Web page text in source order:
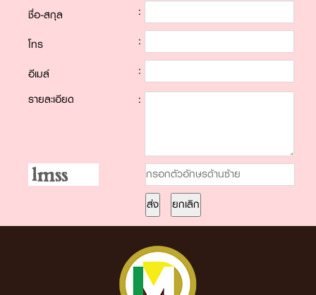
ชื่อ-สกุล
:
โทร :
อีเมล์
:
รายละเอียด
: